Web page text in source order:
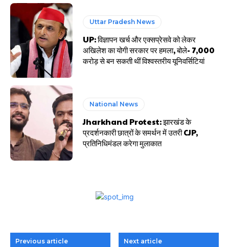
Uttar Pradesh News
UP: विज्ञापन खर्च और एक्सप्रेसवे को लेकर
अखिलेश का योगी सरकार पर हमला, बोले- 7,000
करोड़ से बन सकती थीं विश्वस्तरीय यूनिवर्सिटियां
National News
Jharkhand Protest: झारखंड के
प्रदर्शनकारी छात्रों के समर्थन में उतरी CJP,
प्रतिनिधिमंडल करेगा मुलाकात
Previous article Next article